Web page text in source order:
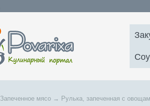
Запеченное мясо → Рулька, запеченная с